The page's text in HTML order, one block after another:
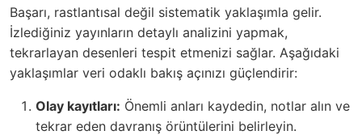
Başarı, rastlantısal değil sistematik yaklaşımla gelir.
İzlediğiniz yayınların detaylı analizini yapmak,
tekrarlayan desenleri tespit etmenizi sağlar. Aşağıdaki
yaklaşımlar veri odaklı bakış açınızı güçlendirir:
Olay kayıtları: Önemli anları kaydedin, notlar alın ve
tekrar eden davranış örüntülerini belirleyin.